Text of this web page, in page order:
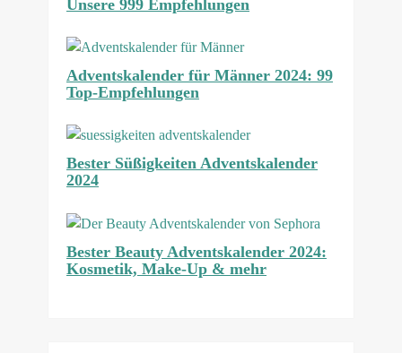
Unsere 999 Empfehlungen
Adventskalender für Männer 2024: 99
Top-Empfehlungen
Bester Süßigkeiten Adventskalender
2024
Bester Beauty Adventskalender 2024:
Kosmetik, Make-Up & mehr